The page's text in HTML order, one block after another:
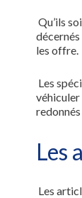
Qu’ils
les offre.
Les
véhiculer
Les
Les